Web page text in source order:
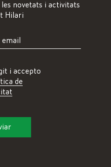
novetats i activitats
Hilari
i accepto
de